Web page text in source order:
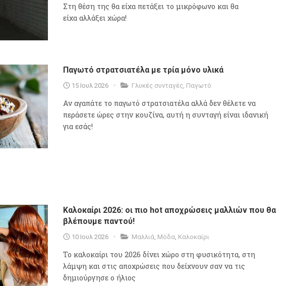
Στη θέση της θα είχα πετάξει το μικρόφωνο και θα
είχα αλλάξει χώρα!
Παγωτό στρατσιατέλα με τρία μόνο υλικά
15 Ιουλ 2026 Γλυκές συνταγές Παγωτό
Αν αγαπάτε το παγωτό στρατσιατέλα αλλά δεν θέλετε να
περάσετε ώρες στην κουζίνα, αυτή η συνταγή είναι ιδανική
για εσάς!
Καλοκαίρι 2026: οι πιο hot αποχρώσεις μαλλιών που θα
βλέπουμε παντού!
10 Ιουλ 2026 Μαλλιά Μόδα Καλοκαίρι
Το καλοκαίρι του 2026 δίνει χώρο στη φυσικότητα, στη
λάμψη και στις αποχρώσεις που δείχνουν σαν να τις
δημιούργησε ο ήλιος